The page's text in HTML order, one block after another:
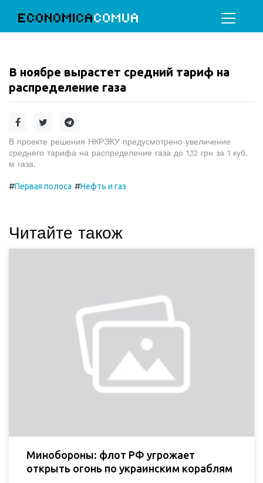
ECONOMICACOMUA
В ноябре вырастет средний тариф на
распределение газа
В проекте решения НКРЭКУ предусмотрено увеличение
среднего тарифа на распределение газа до 1,12 грн за 1 куб.
м газа.
#Первая полоса #Нефть и газ
Читайте також
Минобороны: флот РФ угрожает
открыть огонь по украинским кораблям